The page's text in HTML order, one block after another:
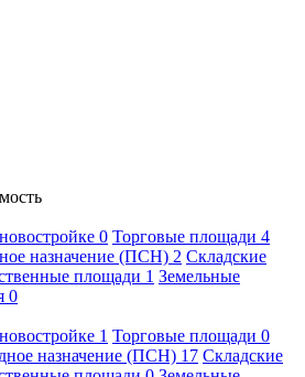
0 Торговые площади 4
назначение (ПСН) 2 Складские
площади 1 Земельные
0
1 Торговые площади 0
назначение (ПСН) 17 Складские